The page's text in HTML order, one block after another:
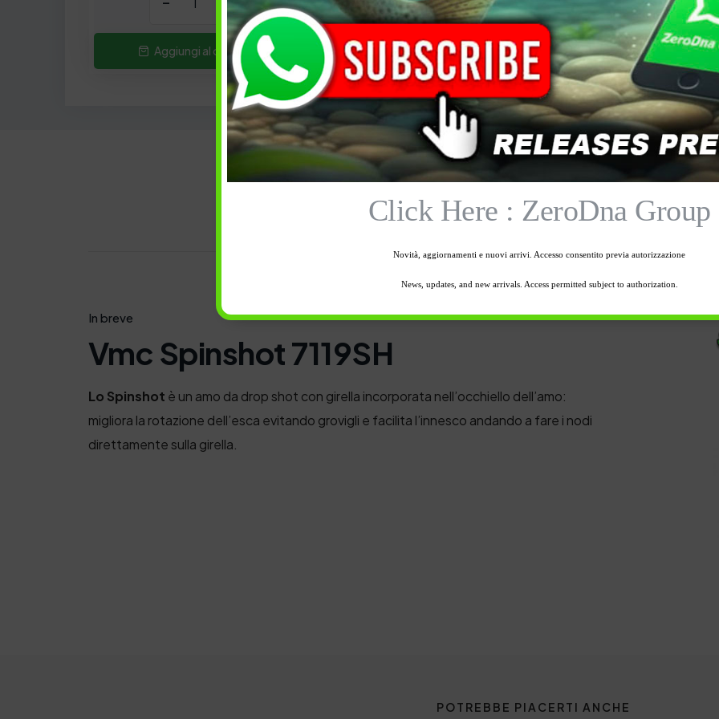
Aggiungi al carrello Aggiungi al carrello Avvisami quando
In breve
Vmc Spinshot 7119SH
Lo Spinshot è un amo da drop shot con girella incorporata nell’occhiello dell’amo:
migliora la rotazione dell’esca evitando grovigli e facilita l’innesco andando a fare i nodi
direttamente sulla girella.
POTREBBE PIACERTI ANCHE
Click Here : ZeroDna Group
Novità, aggiornamenti e nuovi arrivi. Accesso consentito previa autorizzazione
News, updates, and new arrivals. Access permitted subject to authorization.